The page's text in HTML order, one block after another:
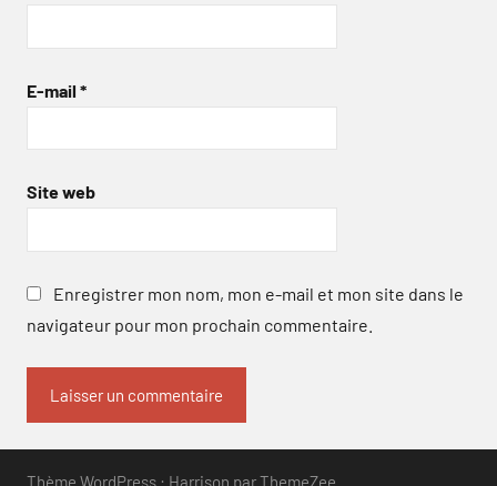
E-mail *
Site web
Enregistrer mon nom, mon e-mail et mon site dans le
navigateur pour mon prochain commentaire.
Thème WordPress : Harrison par ThemeZee.